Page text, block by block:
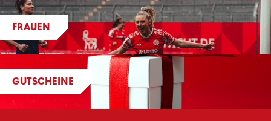
FRAUEN
GUTSCHEINE